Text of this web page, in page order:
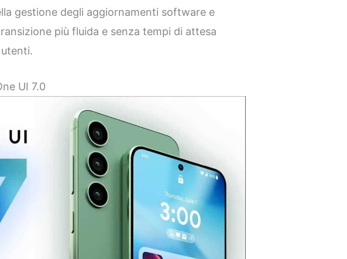
gestione degli aggiornamenti software e
più fluida e senza tempi di attesa
UI 7.0